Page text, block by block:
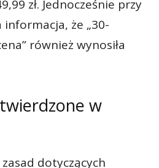
zł. Jednocześnie przy
że „30-
również wynosiła
w
dotyczących